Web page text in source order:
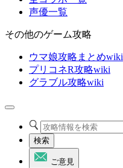
声優一覧
その他のゲーム攻略
ウマ娘攻略まとめwiki
プリコネR攻略wiki
グラブル攻略wiki
検索
ご意見